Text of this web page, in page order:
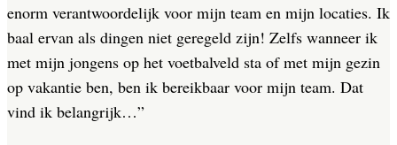
enorm verantwoordelijk voor mijn team en mijn locaties. Ik
baal ervan als dingen niet geregeld zijn! Zelfs wanneer ik
met mijn jongens op het voetbalveld sta of met mijn gezin
op vakantie ben, ben ik bereikbaar voor mijn team. Dat
vind ik belangrijk…”